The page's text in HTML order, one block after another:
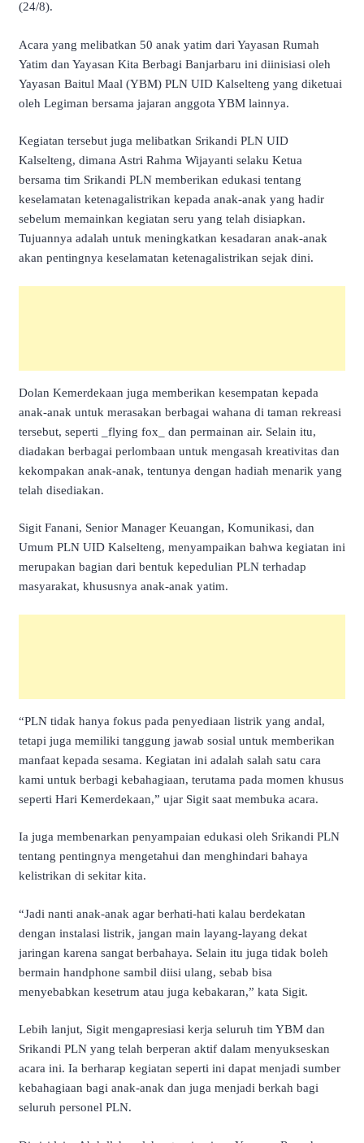
(24/8).
Acara yang melibatkan 50 anak yatim dari Yayasan Rumah
Yatim dan Yayasan Kita Berbagi Banjarbaru ini diinisiasi oleh
Yayasan Baitul Maal (YBM) PLN UID Kalselteng yang diketuai
oleh Legiman bersama jajaran anggota YBM lainnya.
Kegiatan tersebut juga melibatkan Srikandi PLN UID
Kalselteng, dimana Astri Rahma Wijayanti selaku Ketua
bersama tim Srikandi PLN memberikan edukasi tentang
keselamatan ketenagalistrikan kepada anak-anak yang hadir
sebelum memainkan kegiatan seru yang telah disiapkan.
Tujuannya adalah untuk meningkatkan kesadaran anak-anak
akan pentingnya keselamatan ketenagalistrikan sejak dini.
Dolan Kemerdekaan juga memberikan kesempatan kepada
anak-anak untuk merasakan berbagai wahana di taman rekreasi
tersebut, seperti _flying fox_ dan permainan air. Selain itu,
diadakan berbagai perlombaan untuk mengasah kreativitas dan
kekompakan anak-anak, tentunya dengan hadiah menarik yang
telah disediakan.
Sigit Fanani, Senior Manager Keuangan, Komunikasi, dan
Umum PLN UID Kalselteng, menyampaikan bahwa kegiatan ini
merupakan bagian dari bentuk kepedulian PLN terhadap
masyarakat, khususnya anak-anak yatim.
“PLN tidak hanya fokus pada penyediaan listrik yang andal,
tetapi juga memiliki tanggung jawab sosial untuk memberikan
manfaat kepada sesama. Kegiatan ini adalah salah satu cara
kami untuk berbagi kebahagiaan, terutama pada momen khusus
seperti Hari Kemerdekaan,” ujar Sigit saat membuka acara.
Ia juga membenarkan penyampaian edukasi oleh Srikandi PLN
tentang pentingnya mengetahui dan menghindari bahaya
kelistrikan di sekitar kita.
“Jadi nanti anak-anak agar berhati-hati kalau berdekatan
dengan instalasi listrik, jangan main layang-layang dekat
jaringan karena sangat berbahaya. Selain itu juga tidak boleh
bermain handphone sambil diisi ulang, sebab bisa
menyebabkan kesetrum atau juga kebakaran,” kata Sigit.
Lebih lanjut, Sigit mengapresiasi kerja seluruh tim YBM dan
Srikandi PLN yang telah berperan aktif dalam menyukseskan
acara ini. Ia berharap kegiatan seperti ini dapat menjadi sumber
kebahagiaan bagi anak-anak dan juga menjadi berkah bagi
seluruh personel PLN.